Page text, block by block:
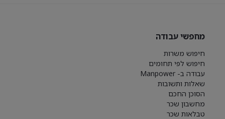
מחפשי עבודה
חיפוש משרות
חיפוש לפי תחומים
עבודה ב- Manpower
שאלות ותשובות
הסוכן החכם
מחשבון שכר
טבלאות שכר